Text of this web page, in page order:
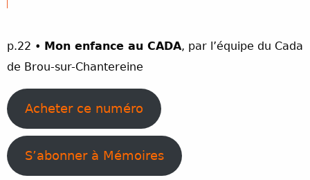
p.22 • Mon enfance au CADA, par l’équipe du Cada
de Brou-sur-Chantereine
Acheter ce numéro
S’abonner à Mémoires